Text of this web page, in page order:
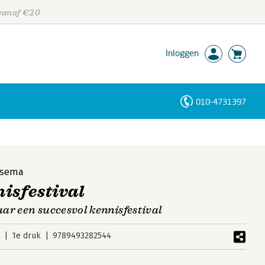
€20
Inloggen
010-4731397
een succesvol kennisfestival
1e druk 9789493282544
Personen